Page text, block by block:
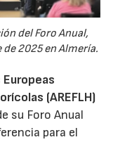
del Foro Anual,
2025 en Almería.
(AREFLH)
su Foro Anual
para el